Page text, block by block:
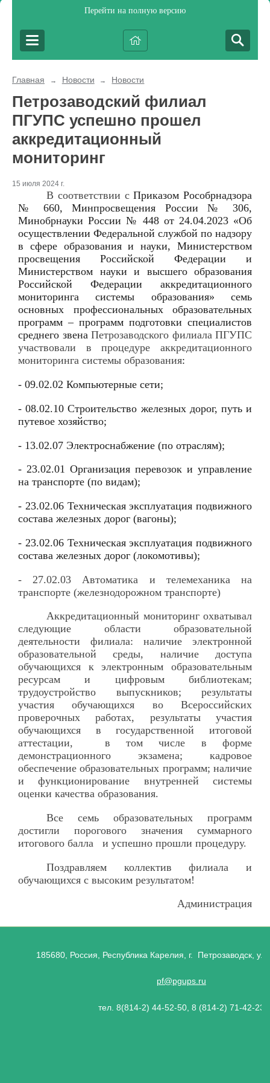
Перейти на полную версию
Главная → Новости → Новости
Петрозаводский филиал
ПГУПС успешно прошел
аккредитационный
мониторинг
15 июля 2024 г.
В соответствии сПриказом Рособрнадзора
№ 660, Минпросвещения России № 306,
Минобрнауки России № 448 от 24.04.2023 «Об
осуществлении Федеральной службой по надзору
в сфере образования и науки, Министерством
просвещения Российской Федерации и
Министерством науки и высшего образования
Российской Федерации аккредитационного
мониторинга системы образования» семь
основных профессиональных образовательных
программ – программ подготовки специалистов
среднего звенаПетрозаводского филиала ПГУПС
участвовали в процедуре аккредитационного
мониторинга системы образования:
- 09.02.02 Компьютерные сети;
- 08.02.10 Строительство железных дорог, путь и
путевое хозяйство;
- 13.02.07 Электроснабжение (по отраслям);
- 23.02.01 Организация перевозок и управление
на транспорте (по видам);
- 23.02.06 Техническая эксплуатация подвижного
состава железных дорог (вагоны);
- 23.02.06 Техническая эксплуатация подвижного
состава железных дорог (локомотивы);
- 27.02.03 Автоматика и телемеханика на
транспорте (железнодорожном транспорте)
Аккредитационный мониторинг охватывал
следующие области образовательной
деятельности филиала: наличие электронной
образовательной среды, наличие доступа
обучающихся к электронным образовательным
ресурсам и цифровым библиотекам;
трудоустройство выпускников; результаты
участия обучающихся во Всероссийских
проверочных работах, результаты участия
обучающихся в государственной итоговой
аттестации, в том числе в форме
демонстрационного экзамена; кадровое
обеспечение образовательных программ; наличие
и функционирование внутренней системы
оценки качества образования.
Все семь образовательных программ
достигли порогового значения суммарного
итогового балла и успешно прошли процедуру.
Поздравляем коллектив филиала и
обучающихся с высоким результатом!
Администрация
185680, Россия, Республика Карелия, г. Петрозаводск,
pf@pgups.ru
тел. 8(814-2) 44-52-50, 8 (814-2) 71-42-23